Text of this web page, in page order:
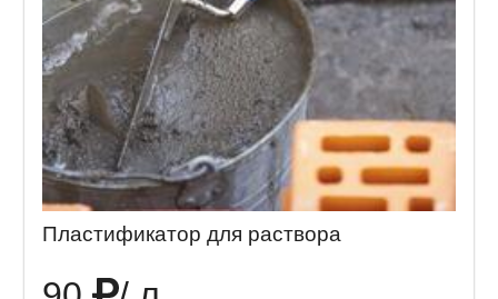
Пластификатор для раствора